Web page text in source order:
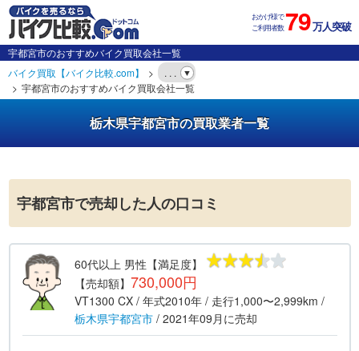
おかげ様で
ご利用者数79万人突破
宇都宮市のおすすめバイク買取会社一覧
バイク買取【バイク比較.com】
. . .
宇都宮市のおすすめバイク買取会社一覧
栃木県宇都宮市の買取業者一覧
宇都宮市で売却した人の口コミ
60代以上 男性 【満足度】
【売却額】 730,000円
VT1300 CX/ 年式2010年/ 走行1,000〜2,999km /
栃木県宇都宮市/ 2021年09月 に売却